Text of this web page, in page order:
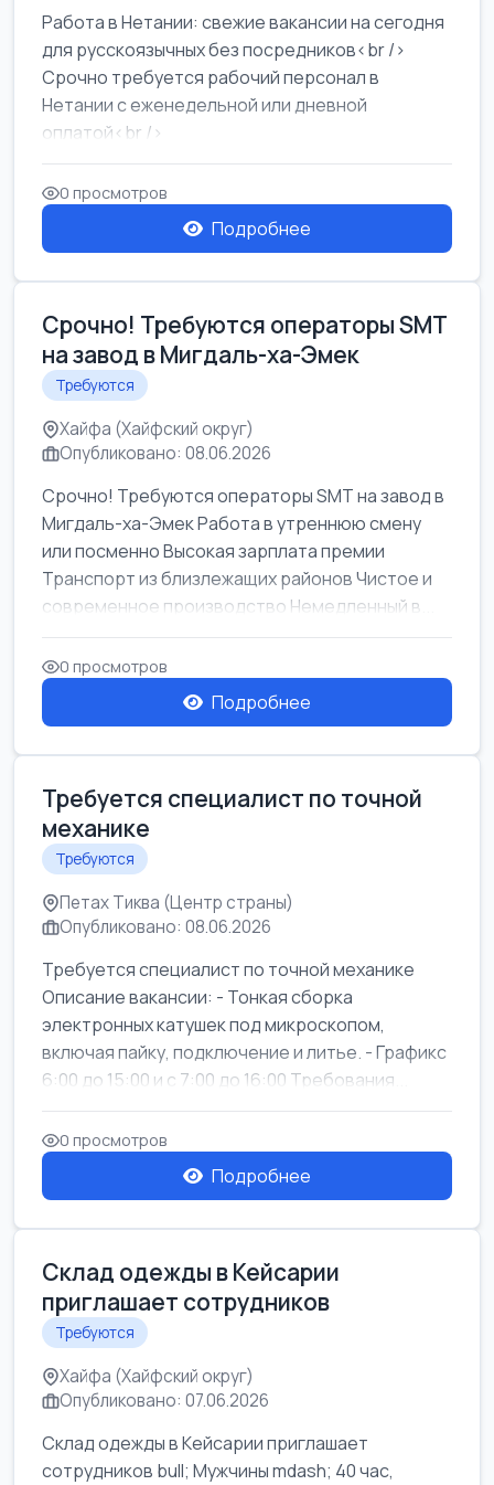
Работа в Нетании: свежие вакансии на сегодня
для русскоязычных без посредников<br />
Срочно требуется рабочий персонал в
Нетании с еженедельной или дневной
оплатой<br />
Свежие вакансии в Нетании дл...
0 просмотров
Подробнее
Срочно! Требуются операторы SMT
на завод в Мигдаль-ха-Эмек
Требуются
Хайфа (Хайфский округ)
Опубликовано: 08.06.2026
Срочно! Требуются операторы SMT на завод в
Мигдаль-ха-Эмек Работа в утреннюю смену
или посменно Высокая зарплата премии
Транспорт из близлежащих районов Чистое и
современное производство Немедленный в...
0 просмотров
Подробнее
Требуется специалист по точной
механике
Требуются
Петах Тиква (Центр страны)
Опубликовано: 08.06.2026
Требуется специалист по точной механике
Описание вакансии: - Тонкая сборка
электронных катушек под микроскопом,
включая пайку, подключение и литье. - Графикс
6:00 до 15:00 и с 7:00 до 16:00 Требования...
0 просмотров
Подробнее
Склад одежды в Кейсарии
приглашает сотрудников
Требуются
Хайфа (Хайфский округ)
Опубликовано: 07.06.2026
Склад одежды в Кейсарии приглашает
сотрудников bull; Мужчины mdash; 40 час,